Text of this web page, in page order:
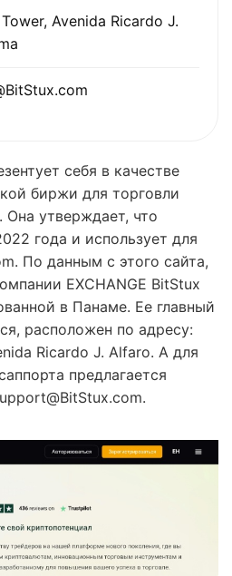
Avenida Ricardo J.
себя в качестве
биржи для торговли
утверждает, что
года и использует для
По данным с этого сайта,
EXCHANGE BitStux
в Панаме. Ее главный
расположен по адресу:
Ricardo J. Alfaro. А для
предлагается